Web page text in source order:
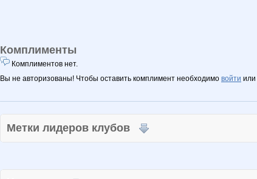
Комплименты
Комплиментов нет.
Вы не авторизованы! Чтобы оставить комплимент необходимо войти или
Метки лидеров клубов